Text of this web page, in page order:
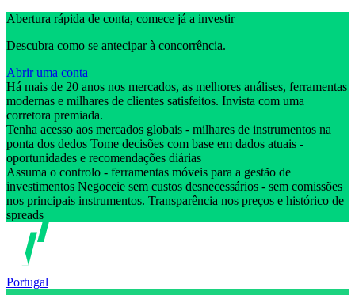
Abertura rápida de conta, comece já a investir
Descubra como se antecipar à concorrência.
Abrir uma conta
Há mais de 20 anos nos mercados, as melhores análises, ferramentas
modernas e milhares de clientes satisfeitos. Invista com uma
corretora premiada.
Tenha acesso aos mercados globais - milhares de instrumentos na
ponta dos dedos Tome decisões com base em dados atuais -
oportunidades e recomendações diárias
Assuma o controlo - ferramentas móveis para a gestão de
investimentos Negoceie sem custos desnecessários - sem comissões
nos principais instrumentos. Transparência nos preços e histórico de
spreads
Portugal